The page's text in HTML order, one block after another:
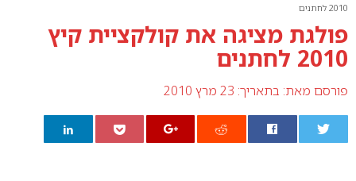
2010 לחתנים
פולגת מציגה את קולקציית קיץ
2010 לחתנים
פורסם מאת: בתאריך: 23 מרץ 2010